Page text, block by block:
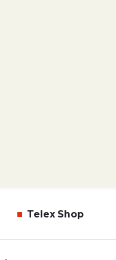
Telex Shop